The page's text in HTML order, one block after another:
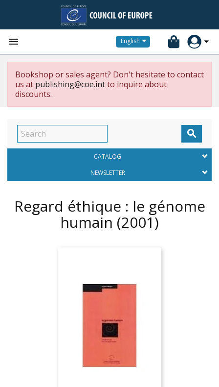
 English
Bookshop or sales agent? Don't hesitate to contact
us at publishing@coe.intto inquire about
discounts.

CATALOG
NEWSLETTER
Regard éthique : le génome
humain (2001)